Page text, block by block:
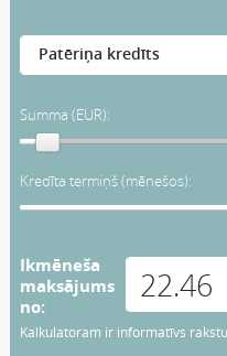
Summa (EUR):
Kredīta termiņš (mēnešos):
Ikmēneša
maksājums
no:
Kalkulatoram ir informatīvs